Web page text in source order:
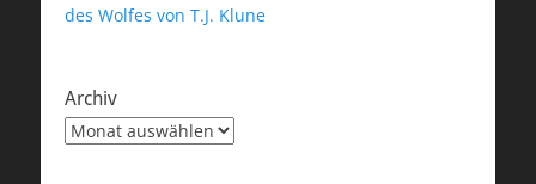
des Wolfes von T.J. Klune
Archiv
Archiv